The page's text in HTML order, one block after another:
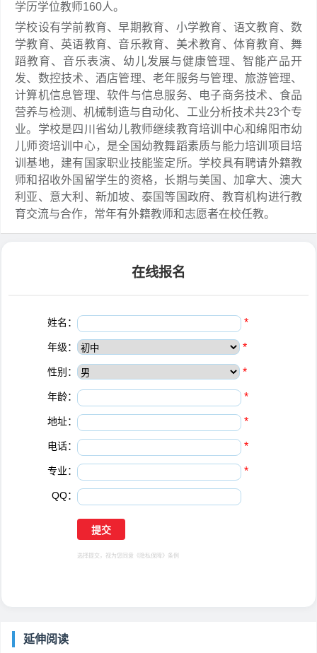
学历学位教师160人。
学校设有学前教育、早期教育、小学教育、语文教育、数
学教育、英语教育、音乐教育、美术教育、体育教育、舞
蹈教育、音乐表演、幼儿发展与健康管理、智能产品开
发、数控技术、酒店管理、老年服务与管理、旅游管理、
计算机信息管理、软件与信息服务、电子商务技术、食品
营养与检测、机械制造与自动化、工业分析技术共23个专
业。学校是四川省幼儿教师继续教育培训中心和绵阳市幼
儿师资培训中心，是全国幼教舞蹈素质与能力培训项目培
训基地，建有国家职业技能鉴定所。学校具有聘请外籍教
师和招收外国留学生的资格，长期与美国、加拿大、澳大
利亚、意大利、新加坡、泰国等国政府、教育机构进行教
育交流与合作，常年有外籍教师和志愿者在校任教。
在线报名
姓名： *
年级： *
性别： *
年龄： *
地址： *
电话： *
专业： *
QQ：
选择提交，视为您同意 《隐私保障》 条例
延伸阅读